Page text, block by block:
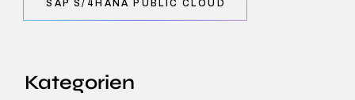
SAP S/4HANA PUBLIC CLOUD
Kategorien